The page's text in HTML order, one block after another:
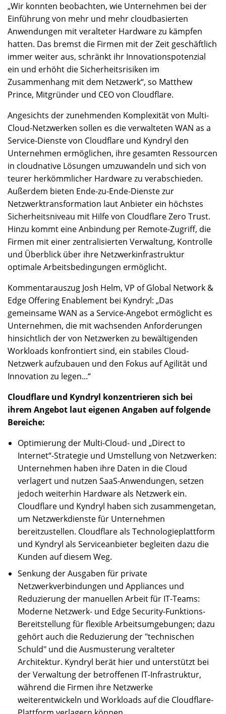
„Wir konnten beobachten, wie Unternehmen bei der
Einführung von mehr und mehr cloudbasierten
Anwendungen mit veralteter Hardware zu kämpfen
hatten. Das bremst die Firmen mit der Zeit geschäftlich
immer weiter aus, schränkt ihr Innovationspotenzial
ein und erhöht die Sicherheitsrisiken im
Zusammenhang mit dem Netzwerk“, so Matthew
Prince, Mitgründer und CEO von Cloudflare.
Angesichts der zunehmenden Komplexität von Multi-
Cloud-Netzwerken sollen es die verwalteten WAN as a
Service-Dienste von Cloudflare und Kyndryl den
Unternehmen ermöglichen, ihre gesamten Ressourcen
in cloudnative Lösungen umzuwandeln und sich von
teurer herkömmlicher Hardware zu verabschieden.
Außerdem bieten Ende-zu-Ende-Dienste zur
Netzwerktransformation laut Anbieter ein höchstes
Sicherheitsniveau mit Hilfe von Cloudflare Zero Trust.
Hinzu kommt eine Anbindung per Remote-Zugriff, die
Firmen mit einer zentralisierten Verwaltung, Kontrolle
und Überblick über ihre Netzwerkinfrastruktur
optimale Arbeitsbedingungen ermöglicht.
Kommentarauszug Josh Helm, VP of Global Network &
Edge Offering Enablement bei Kyndryl: „Das
gemeinsame WAN as a Service-Angebot ermöglicht es
Unternehmen, die mit wachsenden Anforderungen
hinsichtlich der von Netzwerken zu bewältigenden
Workloads konfrontiert sind, ein stabiles Cloud-
Netzwerk aufzubauen und den Fokus auf Agilität und
Innovation zu legen...“
Cloudflare und Kyndryl konzentrieren sich bei
ihrem Angebot laut eigenen Angaben auf folgende
Bereiche:
Optimierung der Multi-Cloud- und „Direct to
Internet“-Strategie und Umstellung von Netzwerken:
Unternehmen haben ihre Daten in die Cloud
verlagert und nutzen SaaS-Anwendungen, setzen
jedoch weiterhin Hardware als Netzwerk ein.
Cloudflare und Kyndryl haben sich zusammengetan,
um Netzwerkdienste für Unternehmen
bereitzustellen. Cloudflare als Technologieplattform
und Kyndryl als Serviceanbieter begleiten dazu die
Kunden auf diesem Weg.
Senkung der Ausgaben für private
Netzwerkverbindungen und Appliances und
Reduzierung der manuellen Arbeit für IT-Teams:
Moderne Netzwerk- und Edge Security-Funktions-
Bereitstellung für flexible Arbeitsumgebungen; dazu
gehört auch die Reduzierung der "technischen
Schuld" und die Ausmusterung veralteter
Architektur. Kyndryl berät hier und unterstützt bei
der Verwaltung der betroffenen IT-Infrastruktur,
während die Firmen ihre Netzwerke
weiterentwickeln und Workloads auf die Cloudflare-